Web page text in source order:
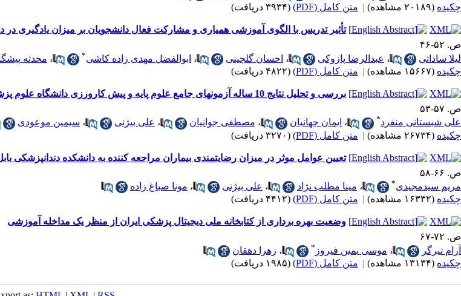
چکیده (۲۰۱۸۹ مشاهده) | متن کامل (PDF) (۳۹۳۴ دریافت)
تأثیر تدریس با الگوی آموزشی همیاری و مشارکت فعال دانشجویان بر میزان یادگیری
ص. ۵۲-۴۶
لیلا ساداتی
، عبدالرضا پازوکی ، احسان گلچینی ، ابوالفضل مهدی زاده کاشی* ، محدثه
چکیده (۱۵۶۶۷ مشاهده) | متن کامل (PDF) (۴۸۲۲ دریافت)
بررسی و تحلیل نتایج 10 ساله آزمونهای جامع علوم پایه و پیش کارورزی دانشگاه علوم پزشکی بابل
ص. ۵۷-۵۳
علی شبستانی منفرد* ، ایمان جهانیان ، مصطفی جوانیان ، علی بیژنی ، سیمین موعودی
چکیده (۲۶۷۳۴ مشاهده) | متن کامل (PDF) (۳۲۷۰ دریافت)
تعیین عوامل موثر در میزان رضایتمندی بیماران مراجعه کننده به دانشکده
ص. ۶۶-۵۸
مریم سیدمجیدی* ، مینا مطلب نژاد ، علی بیژنی ، مونا صباغ زاده
چکیده (۱۶۳۳۲ مشاهده) | متن کامل (PDF) (۴۴۱۲ دریافت)
وضعیت بهره برداری از کتابخانه ملی دیجیتال پزشکی ایران از منظر یک مداخله آموزشی
ص. ۷۲-۶۷
آرام تیرگر
، موسی یمین فیروز * ، زهرا دهقان
چکیده (۱۳۱۳۴ مشاهده) | متن کامل (PDF) (۱۹۸۵ دریافت)